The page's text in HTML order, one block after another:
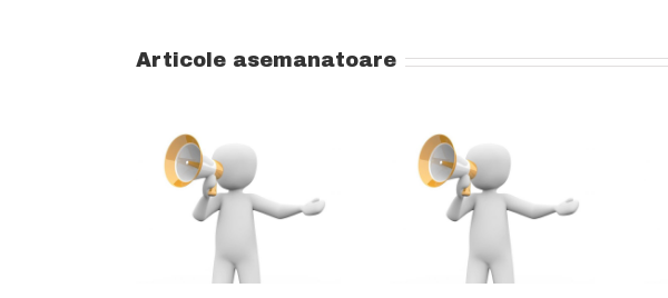
Articole asemanatoare
Admitere – Nivelul
II (de aprofundare)
al programului de
formare
universitar
Admitere – la
Nivelul 1 al
Programului de
psihopedagogică în
regim universitar